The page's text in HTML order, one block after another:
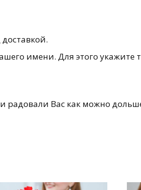
имени. Для этого укажите
радовали Вас как можно